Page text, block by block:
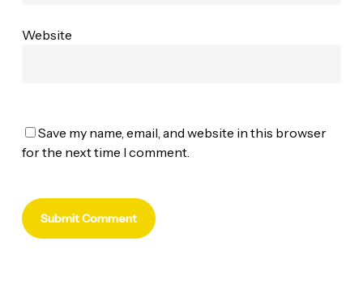
Website
Save my name, email, and website in this browser
for the next time I comment.